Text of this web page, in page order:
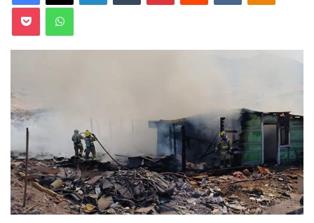
Pocket WhatsApp